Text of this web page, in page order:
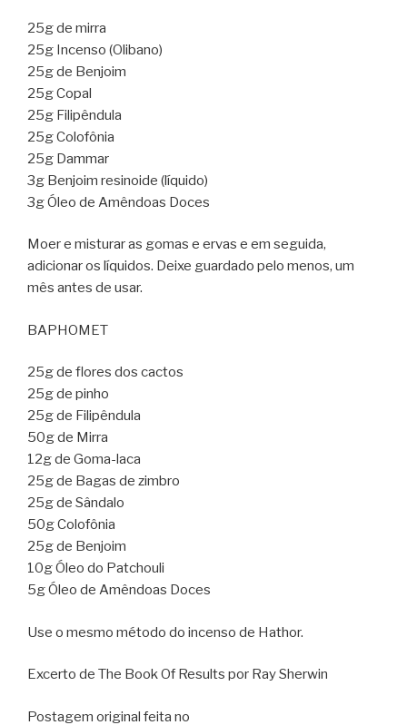
25g de mirra
25g Incenso (Olibano)
25g de Benjoim
25g Copal
25g Filipêndula
25g Colofônia
25g Dammar
3g Benjoim resinoide (líquido)
3g Óleo de Amêndoas Doces
Moer e misturar as gomas e ervas e em seguida,
adicionar os líquidos. Deixe guardado pelo menos, um
mês antes de usar.
BAPHOMET
25g de flores dos cactos
25g de pinho
25g de Filipêndula
50g de Mirra
12g de Goma-laca
25g de Bagas de zimbro
25g de Sândalo
50g Colofônia
25g de Benjoim
10g Óleo do Patchouli
5g Óleo de Amêndoas Doces
Use o mesmo método do incenso de Hathor.
Excerto de The Book Of Results por Ray Sherwin
Postagem original feita no